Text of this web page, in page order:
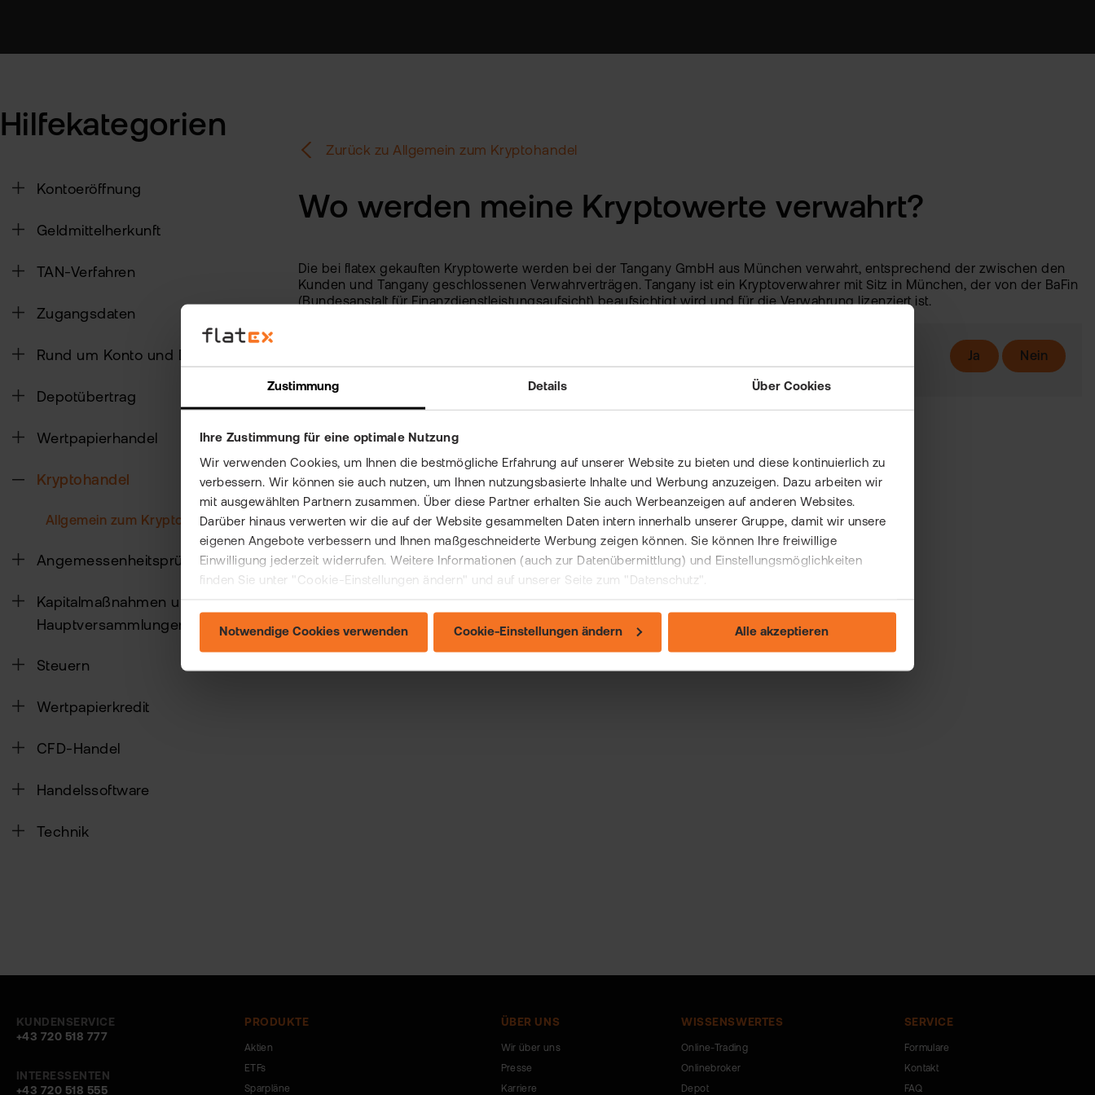
Zustimmung Details Über Cookies
Ihre Zustimmung für eine optimale Nutzung
Wir verwenden Cookies, um Ihnen die bestmögliche Erfahrung auf unserer Website zu bieten und diese kontinuierlich zu
verbessern. Wir können sie auch nutzen, um Ihnen nutzungsbasierte Inhalte und Werbung anzuzeigen. Dazu arbeiten wir
mit ausgewählten Partnern zusammen. Über diese Partner erhalten Sie auch Werbeanzeigen auf anderen Websites.
Darüber hinaus verwerten wir die auf der Website gesammelten Daten intern innerhalb unserer Gruppe, damit wir unsere
eigenen Angebote verbessern und Ihnen maßgeschneiderte Werbung zeigen können. Sie können Ihre freiwillige
Einwilligung jederzeit widerrufen. Weitere Informationen (auch zur Datenübermittlung) und Einstellungsmöglichkeiten
finden Sie unter "Cookie-Einstellungen ändern" und auf unserer Seite zum "Datenschutz".
Notwendige Cookies verwenden Cookie-Einstellungen ändern Alle akzeptieren
Hilfekategorien
Kontoeröffnung
Geldmittelherkunft
TAN-Verfahren
Zugangsdaten
Rund um Konto und Depot
Depotübertrag
Wertpapierhandel
Kryptohandel
Allgemein zum Kryptohandel
Angemessenheitsprüfung
Kapitalmaßnahmen und
Hauptversammlungen
Steuern
Wertpapierkredit
CFD-Handel
Handelssoftware
Technik
Zurück zu Allgemein zum Kryptohandel
Wo werden meine Kryptowerte verwahrt?
Die bei flatex gekauften Kryptowerte werden bei der Tangany GmbH aus München verwahrt, entsprechend der zwischen den
Kunden und Tangany geschlossenen Verwahrverträgen. Tangany ist ein Kryptoverwahrer mit Sitz in München, der von der BaFin
(Bundesanstalt für Finanzdienstleistungsaufsicht) beaufsichtigt wird und für die Verwahrung lizenziert ist.
Ja Nein
KUNDENSERVICE
+43 720 518 777
INTERESSENTEN
+43 720 518 555
PRODUKTE
Aktien
ETFs
Sparpläne
ÜBER UNS
Wir über uns
Presse
Karriere
WISSENSWERTES
Online-Trading
Onlinebroker
Depot
SERVICE
Formulare
Kontakt
FAQ